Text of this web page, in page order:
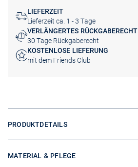
LIEFERZEIT
Lieferzeit ca. 1 - 3 Tage
VERLÄNGERTES RÜCKGABERECHT
30 Tage Rückgaberecht
KOSTENLOSE LIEFERUNG
mit dem Friends Club
PRODUKTDETAILS
MATERIAL & PFLEGE